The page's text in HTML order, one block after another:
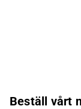
Beställ vårt